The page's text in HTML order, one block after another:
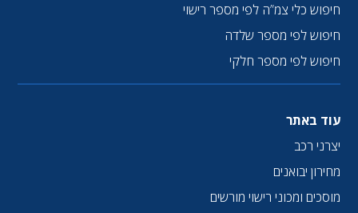
חיפוש כלי צמ”ה לפי מספר רישוי
חיפוש לפי מספר שלדה
חיפוש לפי מספר חלקי
עוד באתר
יצרני רכב
מחירון יבואנים
מוסכים ומכוני רישוי מורשים